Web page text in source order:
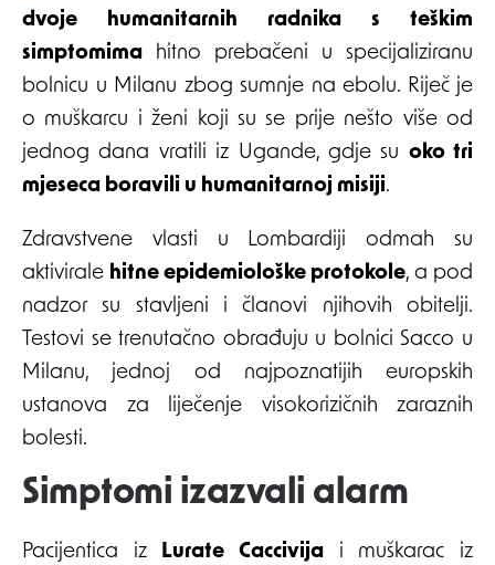
dvoje humanitarnih radnika s teškim
simptomima hitno prebačeni u specijaliziranu
bolnicu u Milanu zbog sumnje na ebolu. Riječ je
o muškarcu i ženi koji su se prije nešto više od
jednog dana vratili iz Ugande, gdje su oko tri
mjeseca boravili u humanitarnoj misiji.
Zdravstvene vlasti u Lombardiji odmah su
aktivirale hitne epidemiološke protokole, a pod
nadzor su stavljeni i članovi njihovih obitelji.
Testovi se trenutačno obrađuju u bolnici Sacco u
Milanu, jednoj od najpoznatijih europskih
ustanova za liječenje visokorizičnih zaraznih
bolesti.
Simptomi izazvali alarm
Pacijentica iz Lurate Caccivija i muškarac iz